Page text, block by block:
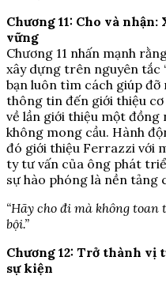
Chương 11: Cho và
vững
Chương 11 nhấn mạnh
xây dựng trên nguyên tắc
bạn luôn tìm cách giúp
thông tin đến giới thiệu cơ
về lần giới thiệu một đồng
không mong cầu. Hành
đó giới thiệu Ferrazzi với
ty tư vấn của ông phát
sự hào phóng là nền tảng
“Hãy cho đi mà không
bội.”
Chương 12: Trở thành vị
sự kiện